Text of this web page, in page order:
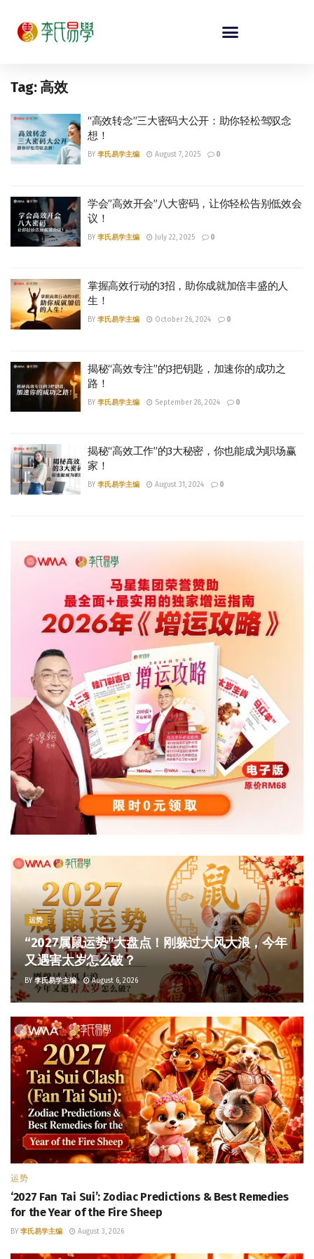
Tag:高效
“高效转念”三大密码大公开：助你轻松驾驭念
想！
BY 李氏易学主编 August 7, 2025 0
学会”高效开会”八大密码，让你轻松告别低效会
议！
BY 李氏易学主编 July 22, 2025 0
掌握高效行动的3招，助你成就加倍丰盛的人
生！
BY 李氏易学主编 October 26, 2024 0
揭秘“高效专注”的3把钥匙，加速你的成功之
路！
BY 李氏易学主编 September 28, 2024 0
揭秘“高效工作”的3大秘密，你也能成为职场赢
家！
BY 李氏易学主编 August 31, 2024 0
运势
“2027属鼠运势”大盘点！刚躲过大风大浪，今年
又遇害太岁怎么破？
BY 李氏易学主编 August 6, 2026
运势
‘2027 Fan Tai Sui’: Zodiac Predictions & Best Remedies
for the Year of the Fire Sheep
BY 李氏易学主编 August 3, 2026